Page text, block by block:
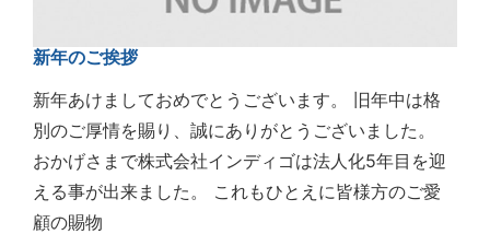
新年のご挨拶
新年あけましておめでとうございます。 旧年中は格
別のご厚情を賜り、誠にありがとうございました。
おかげさまで株式会社インディゴは法人化5年目を迎
える事が出来ました。 これもひとえに皆様方のご愛
顧の賜物